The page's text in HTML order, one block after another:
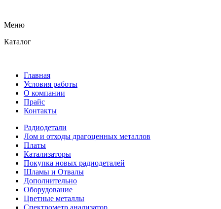
Меню
Каталог
Главная
Условия работы
О компании
Прайс
Контакты
Радиодетали
Лом и отходы драгоценных металлов
Платы
Катализаторы
Покупка новых радиодеталей
Шламы и Отвалы
Дополнительно
Оборудование
Цветные металлы
Спектрометр анализатор